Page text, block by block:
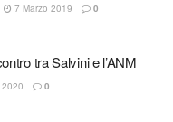
7 Marzo 2019 0
tra Salvini e l’ANM
0